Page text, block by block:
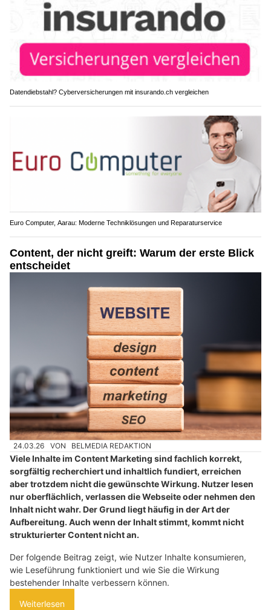
Datendiebstahl? Cyberversicherungen mit insurando.ch vergleichen
Euro Computer, Aarau: Moderne Techniklösungen und Reparaturservice
Content, der nicht greift: Warum der erste Blick
entscheidet
24.03.26 VON BELMEDIA REDAKTION
Viele Inhalte im Content Marketing sind fachlich korrekt,
sorgfältig recherchiert und inhaltlich fundiert, erreichen
aber trotzdem nicht die gewünschte Wirkung. Nutzer lesen
nur oberflächlich, verlassen die Webseite oder nehmen den
Inhalt nicht wahr. Der Grund liegt häufig in der Art der
Aufbereitung. Auch wenn der Inhalt stimmt, kommt nicht
strukturierter Content nicht an.
Der folgende Beitrag zeigt, wie Nutzer Inhalte konsumieren,
wie Leseführung funktioniert und wie Sie die Wirkung
bestehender Inhalte verbessern können.
Weiterlesen